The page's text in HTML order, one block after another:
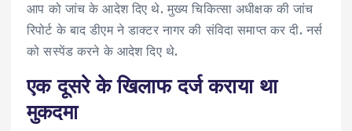
आप को जांच के आदेश दिए थे. मुख्य चिकित्सा अधीक्षक की जांच
रिपोर्ट के बाद डीएम ने डाक्टर नागर की संविदा समाप्त कर दी. नर्स
को सस्पेंड करने के आदेश दिए थे.
एक दूसरे के खिलाफ दर्ज कराया था
मुकदमा